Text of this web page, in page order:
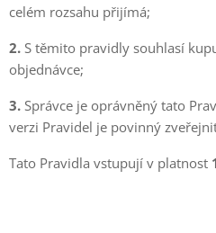
celém rozsahu přijímá;
2. S těmito pravidly souhlasí
objednávce;
3. Správce je oprávněný tato
verzi Pravidel je povinný
Tato Pravidla vstupují v platnost